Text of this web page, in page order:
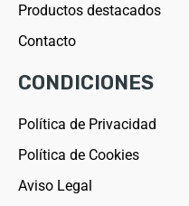
Productos destacados
Contacto
CONDICIONES
Política de Privacidad
Política de Cookies
Aviso Legal